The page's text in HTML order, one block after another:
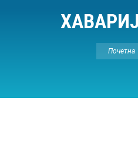
Ви сте
Почетна